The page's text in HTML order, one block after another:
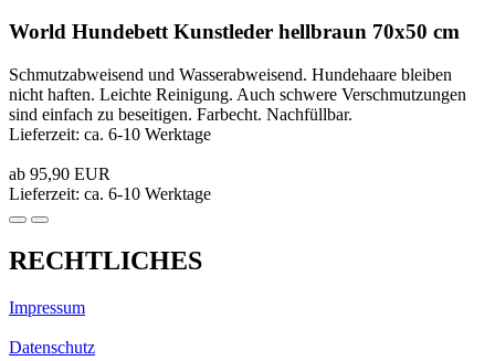
World Hundebett Kunstleder hellbraun 70x50 cm
Schmutzabweisend und Wasserabweisend. Hundehaare bleiben
nicht haften. Leichte Reinigung. Auch schwere Verschmutzungen
sind einfach zu beseitigen. Farbecht. Nachfüllbar.
Lieferzeit: ca. 6-10 Werktage
ab 95,90 EUR
Lieferzeit: ca. 6-10 Werktage
RECHTLICHES
Impressum
Datenschutz